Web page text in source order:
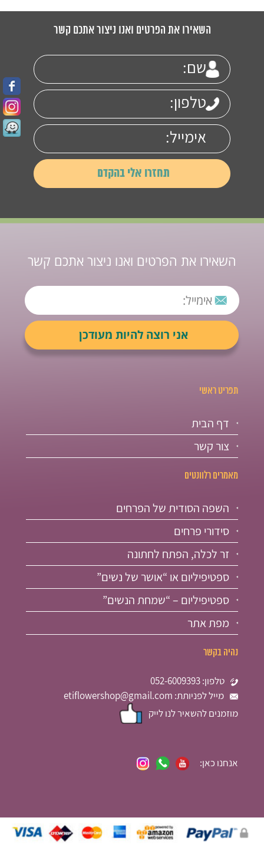
השאירו את הפרטים ואנו ניצור אתכם קשר
השאירו את הפרטים ואנו ניצור אתכם קשר
תפריט ראשי
דף הבית
צור קשר
מאמרים רלוונטים
השפה הסודית של הפרחים
סידורי פרחים
זר לכלה, הפתח לחתונה
ספטיפיליום או “אושר של נשים”
ספטיפיליום – “שמחת הנשים”
מפת אתר
נהיה בקשר
טלפון: 052-6009393
מייל לפניותת: etiflowershop@gmail.com
מוזמנים להשאיר לנו לייק
אנחנו כאן: